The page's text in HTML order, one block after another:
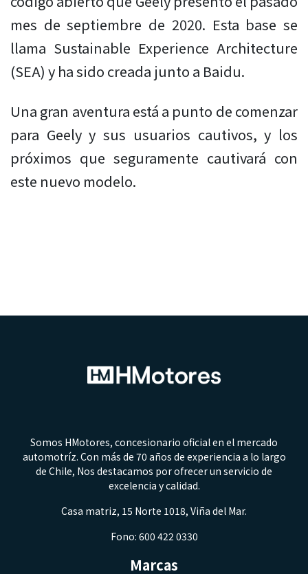
mes de septiembre de 2020. Esta base se
llama Sustainable Experience Architecture
(SEA) y ha sido creada junto a Baidu.
Una gran aventura está a punto de comenzar
para Geely y sus usuarios cautivos, y los
próximos que seguramente cautivará con
este nuevo modelo.
Somos HMotores, concesionario oficial en el mercado
automotríz. Con más de 70 años de experiencia a lo largo
de Chile, Nos destacamos por ofrecer un servicio de
excelencia y calidad.
Casa matriz, 15 Norte 1018, Viña del Mar.
Fono: 600 422 0330
Marcas